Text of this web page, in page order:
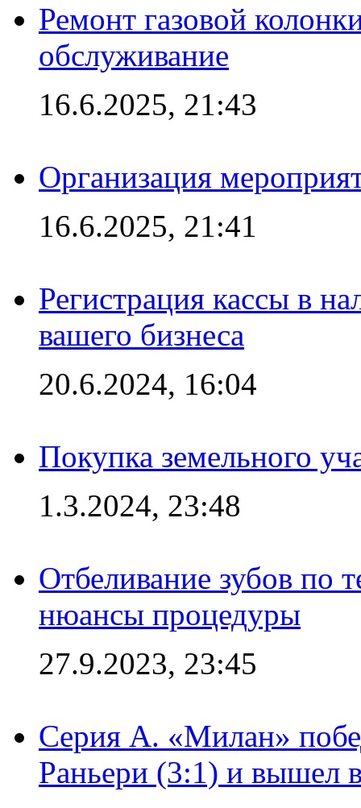
Ремонт газовой
обслуживание
16.6.2025, 21:43
Организация
16.6.2025, 21:41
Регистрация кассы в
вашего бизнеса
20.6.2024, 16:04
Покупка земельного
1.3.2024, 23:48
Отбеливание зубов по
нюансы процедуры
27.9.2023, 23:45
Серия А. «Милан»
Раньери (3:1) и вышел